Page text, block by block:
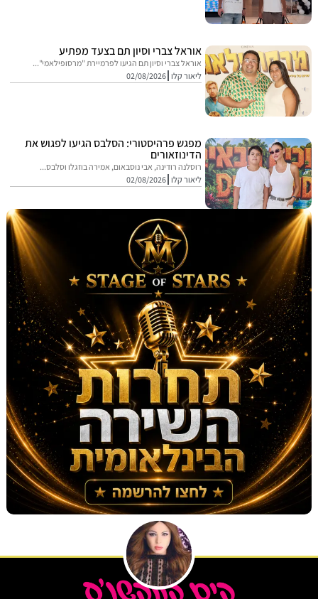
אוראל צברי וסיון תם בצעד מפתיע
אוראל צברי וסיון תם הגיעו לפרמיירת "מרסופילאמי"...
ליאור קלו 02/08/2026
מפגש פרהיסטורי: הסלבס הגיעו לפגוש את
הדינוזאורים
רוסלנה רודינה, אבי נוסבאום, אמירה בוזגלו וסלבס...
ליאור קלו 02/08/2026